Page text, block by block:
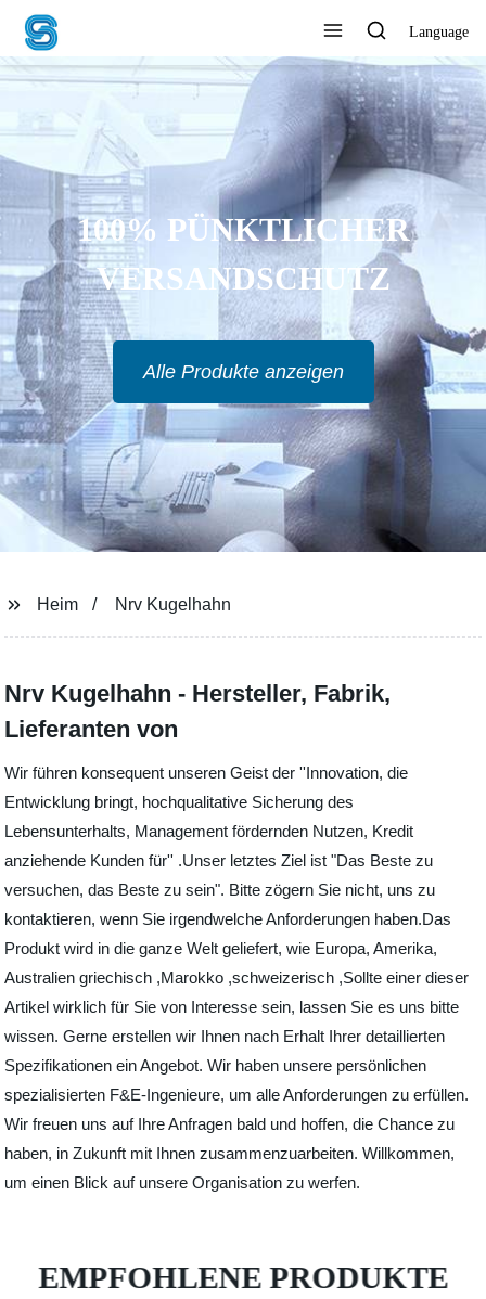
Language
100% PÜNKTLICHER
VERSANDSCHUTZ
Alle Produkte anzeigen
Heim Nrv Kugelhahn
Nrv Kugelhahn - Hersteller, Fabrik,
Lieferanten von
Wir führen konsequent unseren Geist der ''Innovation, die
Entwicklung bringt, hochqualitative Sicherung des
Lebensunterhalts, Management fördernden Nutzen, Kredit
anziehende Kunden für'' .Unser letztes Ziel ist "Das Beste zu
versuchen, das Beste zu sein". Bitte zögern Sie nicht, uns zu
kontaktieren, wenn Sie irgendwelche Anforderungen haben.Das
Produkt wird in die ganze Welt geliefert, wie Europa, Amerika,
Australien griechisch ,Marokko ,schweizerisch ,Sollte einer dieser
Artikel wirklich für Sie von Interesse sein, lassen Sie es uns bitte
wissen. Gerne erstellen wir Ihnen nach Erhalt Ihrer detaillierten
Spezifikationen ein Angebot. Wir haben unsere persönlichen
spezialisierten F&E-Ingenieure, um alle Anforderungen zu erfüllen.
Wir freuen uns auf Ihre Anfragen bald und hoffen, die Chance zu
haben, in Zukunft mit Ihnen zusammenzuarbeiten. Willkommen,
um einen Blick auf unsere Organisation zu werfen.
EMPFOHLENE PRODUKTE